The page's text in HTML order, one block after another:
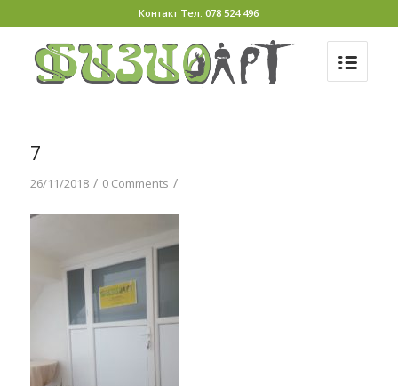
Контакт Тел: 078 524 496
7
26/11/2018 / 0 Comments /